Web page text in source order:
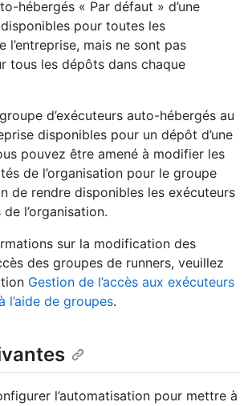
hébergés « Par défaut » d’une
pour toutes les
l’entreprise, mais ne sont pas
tous les dépôts dans chaque
d’exécuteurs auto-hébergés au
disponibles pour un dépôt d’une
pouvez être amené à modifier les
de l’organisation pour le groupe
de rendre disponibles les exécuteurs
l’organisation.
sur la modification des
des groupes de runners, veuillez
Gestion de l’accès aux exécuteurs
l’aide de groupes.
l’automatisation pour mettre à